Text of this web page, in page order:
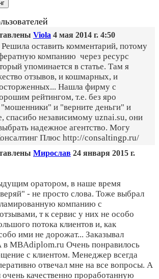
Viola 4 мая 2014 г. 4:50
Решила оставить комментарий, потому
компанию через ресурс
упоминается в статье. Там я
отзывов, и кошмарных, и
Нашла фирму с
рейтингом, т.е. без яро
"мошенники" и "верните деньги" и
спасибо независимому uznai.su, они
надежное агентство. Могу
Плюс http://consaltingp.ru/
Мирослав 24 января 2015 г.
оратором, в наше время
- не просто слова. Тоже выбрал
компанию с
т к сервис у них не особо
потока клиентов и, как
ими не дорожат... Заказывал
MBAdiplom.ru Очень понравилось
с клиентом. Менеджер всегда
отвечал мне на все вопросы. А
очень качественно проработанную